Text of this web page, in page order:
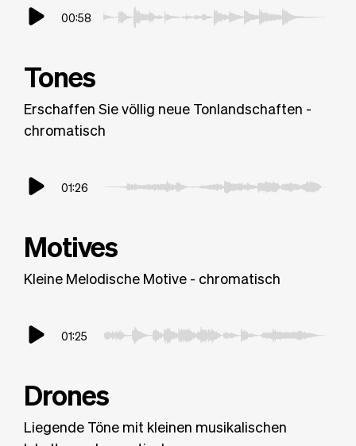
00:58
Tones
Erschaffen Sie völlig neue Tonlandschaften -
chromatisch
01:26
Motives
Kleine Melodische Motive - chromatisch
01:25
Drones
Liegende Töne mit kleinen musikalischen